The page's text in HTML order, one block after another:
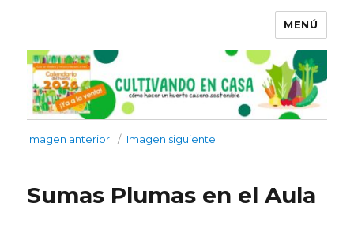
MENÚ
Imagen anterior Imagen siguiente
Sumas Plumas en el Aula